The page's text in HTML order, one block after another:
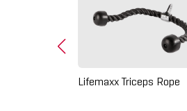
Lifemaxx Triceps Rope